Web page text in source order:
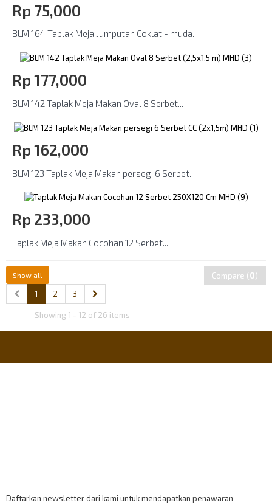
Rp‎ 75,000
BLM 164 Taplak Meja Jumputan Coklat - muda...
Rp‎ 177,000
BLM 142 Taplak Meja Makan Oval 8 Serbet...
Rp‎ 162,000
BLM 123 Taplak Meja Makan persegi 6 Serbet...
Rp‎ 233,000
Taplak Meja Makan Cocohan 12 Serbet...
Show all
1 2 3
Showing 1 - 12 of 26 items
Compare (0)
Daftarkan newsletter dari kami untuk mendapatkan penawaran